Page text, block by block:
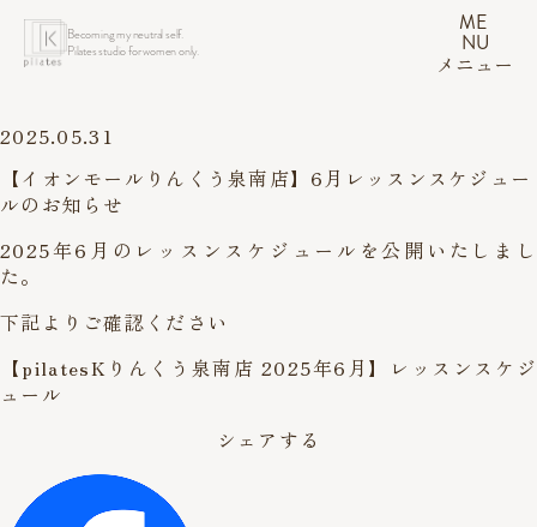
Becoming my neutral self.
Pilates studio for women only.
ME
NU
メニュー
2025.05.31
【イオンモールりんくう泉南店】6月レッスンスケジュー
ルのお知らせ
2025年6月のレッスンスケジュールを公開いたしまし
た。
下記よりご確認ください
【pilatesKりんくう泉南店 2025年6月】レッスンスケジ
ュール
シェアする